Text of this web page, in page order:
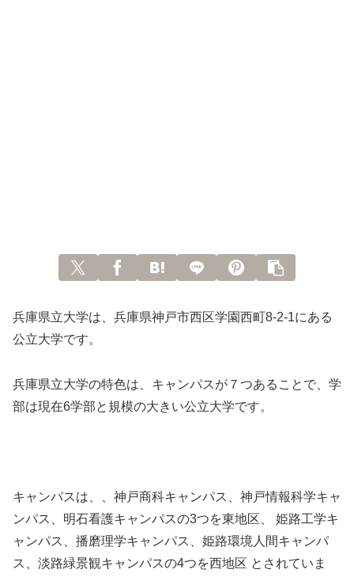
兵庫県立大学は、兵庫県神戸市西区学園西町8-2-1にある
公立大学です。
兵庫県立大学の特色は、キャンパスが７つあることで、学
部は現在6学部と規模の大きい公立大学です。
キャンパスは、、神戸商科キャンパス、神戸情報科学キャ
ンパス、明石看護キャンパスの3つを東地区、 姫路工学キ
ャンパス、播磨理学キャンパス、姫路環境人間キャンパ
ス、淡路緑景観キャンパスの4つを西地区 とされていま